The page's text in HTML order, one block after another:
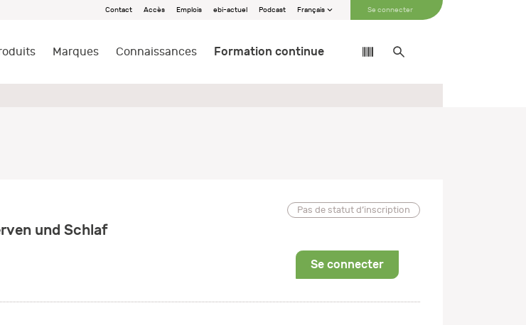
Contact Accès Emplois ebi-actuel Podcast Français Se connecter
Marques Connaissances Formation continue
Pas de statut d’inscription
und Schlaf
Se connecter